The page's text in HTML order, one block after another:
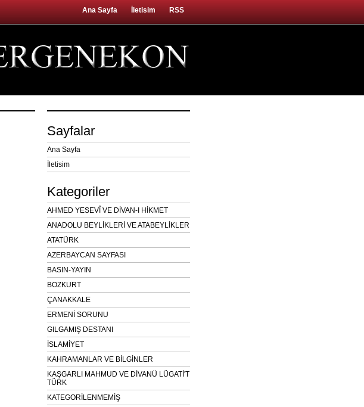
Ana Sayfa İletisim RSS
Sayfalar
Ana Sayfa
İletisim
Kategoriler
AHMED YESEVÎ VE DİVAN-I HİKMET
ANADOLU BEYLİKLERİ VE ATABEYLİKLER
ATATÜRK
AZERBAYCAN SAYFASI
BASIN-YAYIN
BOZKURT
ÇANAKKALE
ERMENİ SORUNU
GILGAMIŞ DESTANI
İSLAMİYET
KAHRAMANLAR VE BİLGİNLER
KAŞGARLI MAHMUD VE DİVANÜ LÜGATİ'T
TÜRK
KATEGORİLENMEMİŞ